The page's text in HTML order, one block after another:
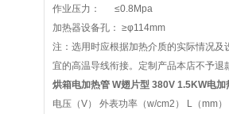
作业压力： ≤0.8Mpa
加热器设备孔： ≥φ114mm
注：选用时应根据加热介质的实际情况
宜的高温导线衔接。定制产品本店不予退
烘箱电加热管 W翅片型 380V 1.5KW电加
电压（V） 外表功率（w/cm2） L（mm